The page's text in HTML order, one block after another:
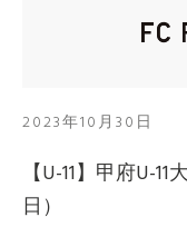
2023年10月30日
【U-11】甲府U-
日）